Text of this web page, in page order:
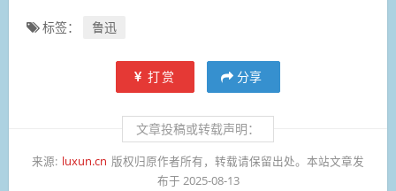
标签： 鲁迅
打赏 分享
文章投稿或转载声明：
来源: luxun.cn 版权归原作者所有，转载请保留出处。本站文章发
布于 2025-08-13